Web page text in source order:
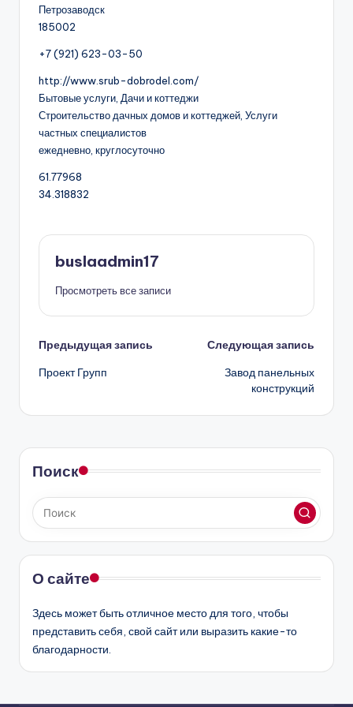
Петрозаводск
185002
+7 (921) 623-03-50
http://www.srub-dobrodel.com/
Бытовые услуги, Дачи и коттеджи
Строительство дачных домов и коттеджей, Услуги
частных специалистов
ежедневно, круглосуточно
61.77968
34.318832
buslaadmin17
Просмотреть все записи
Навигация
записи
Предыдущая запись
Проект Групп
Следующая запись
Завод панельных
конструкций
Поиск
О сайте
Здесь может быть отличное место для того, чтобы
представить себя, свой сайт или выразить какие-то
благодарности.